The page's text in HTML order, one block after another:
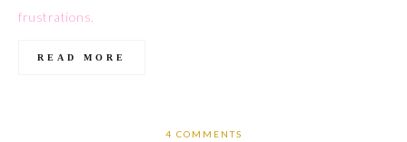
frustrations.
READ MORE
4 COMMENTS